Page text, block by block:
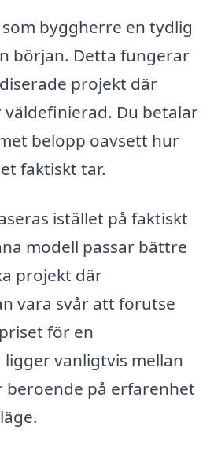
byggherre en tydlig
början. Detta fungerar
projekt där
Du betalar
belopp oavsett hur
faktiskt tar.
istället på faktiskt
modell passar bättre
projekt där
vara svår att förutse
för en
vanligtvis mellan
beroende på erfarenhet